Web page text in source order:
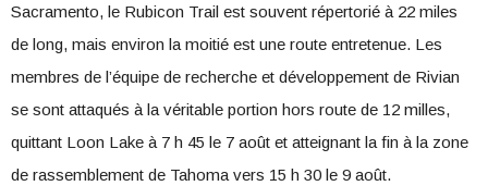
Sacramento, le Rubicon Trail est souvent répertorié à 22 miles
de long, mais environ la moitié est une route entretenue. Les
membres de l’équipe de recherche et développement de Rivian
se sont attaqués à la véritable portion hors route de 12 milles,
quittant Loon Lake à 7 h 45 le 7 août et atteignant la fin à la zone
de rassemblement de Tahoma vers 15 h 30 le 9 août.